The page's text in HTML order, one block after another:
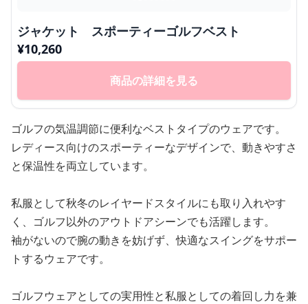
ジャケット スポーティーゴルフベスト
¥10,260
商品の詳細を見る
ゴルフの気温調節に便利なベストタイプのウェアです。
レディース向けのスポーティーなデザインで、動きやすさ
と保温性を両立しています。
私服として秋冬のレイヤードスタイルにも取り入れやす
く、ゴルフ以外のアウトドアシーンでも活躍します。
袖がないので腕の動きを妨げず、快適なスイングをサポー
トするウェアです。
ゴルフウェアとしての実用性と私服としての着回し力を兼